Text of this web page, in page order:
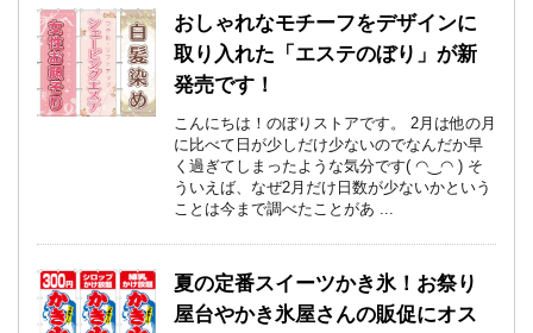
おしゃれなモチーフをデザインに
取り入れた「エステのぼり」が新
発売です！
こんにちは！のぼりストアです。 2月は他の月
に比べて日が少しだけ少ないのでなんだか早
く過ぎてしまったような気分です( ◠‿◠ ) そ
ういえば、なぜ2月だけ日数が少ないかという
ことは今まで調べたことがあ ...
夏の定番スイーツかき氷！お祭り
屋台やかき氷屋さんの販促にオス